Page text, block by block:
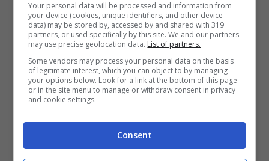
50% sul deposito fino a 50€
1000€
VERIFICA
Mostra Informazioni
PlanetWin365
Your personal data will be processed and information from
your device (cookies, unique identifiers, and other device
data) may be stored by, accessed by and shared with 319
partners, or used specifically by this site. We and our partners
may use precise geolocation data. List of partners.
Some vendors may process your personal data on the basis
of legitimate interest, which you can object to by managing
your options below. Look for a link at the bottom of this page
or in the site menu to manage or withdraw consent in privacy
and cookie settings.
Consent